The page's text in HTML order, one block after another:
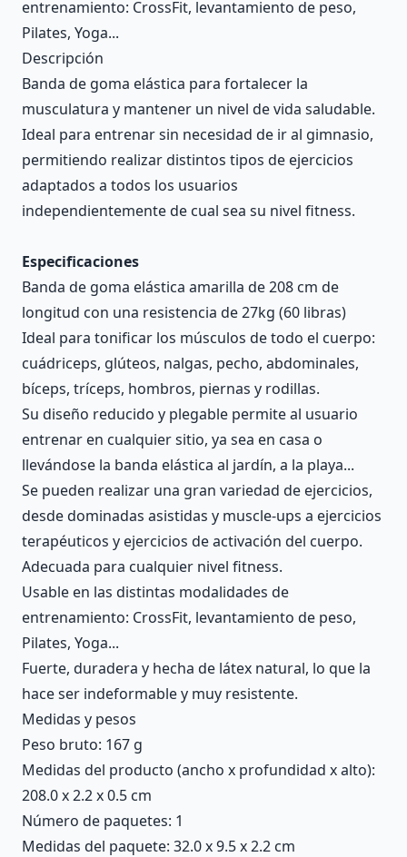
entrenamiento: CrossFit, levantamiento de peso,
Pilates, Yoga...
Descripción
Banda de goma elástica para fortalecer la
musculatura y mantener un nivel de vida saludable.
Ideal para entrenar sin necesidad de ir al gimnasio,
permitiendo realizar distintos tipos de ejercicios
adaptados a todos los usuarios
independientemente de cual sea su nivel fitness.
Especificaciones
Banda de goma elástica amarilla de 208 cm de
longitud con una resistencia de 27kg (60 libras)
Ideal para tonificar los músculos de todo el cuerpo:
cuádriceps, glúteos, nalgas, pecho, abdominales,
bíceps, tríceps, hombros, piernas y rodillas.
Su diseño reducido y plegable permite al usuario
entrenar en cualquier sitio, ya sea en casa o
llevándose la banda elástica al jardín, a la playa...
Se pueden realizar una gran variedad de ejercicios,
desde dominadas asistidas y muscle-ups a ejercicios
terapéuticos y ejercicios de activación del cuerpo.
Adecuada para cualquier nivel fitness.
Usable en las distintas modalidades de
entrenamiento: CrossFit, levantamiento de peso,
Pilates, Yoga...
Fuerte, duradera y hecha de látex natural, lo que la
hace ser indeformable y muy resistente.
Medidas y pesos
Peso bruto: 167 g
Medidas del producto (ancho x profundidad x alto):
208.0 x 2.2 x 0.5 cm
Número de paquetes: 1
Medidas del paquete: 32.0 x 9.5 x 2.2 cm